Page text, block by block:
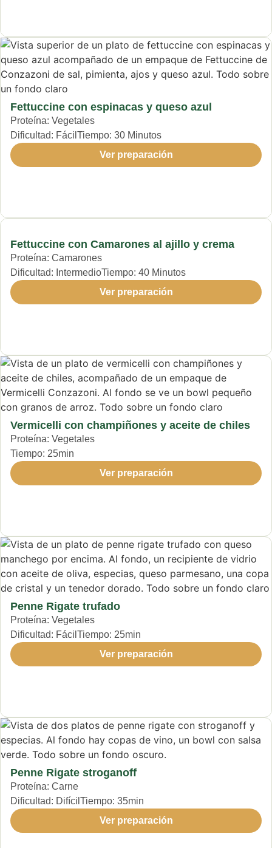
Fettuccine con espinacas y queso azul
Proteína: Vegetales
Dificultad: Fácil Tiempo: 30 Minutos
Ver preparación
Fettuccine con Camarones al ajillo y crema
Proteína: Camarones
Dificultad: IntermedioTiempo: 40 Minutos
Ver preparación
Vermicelli con champiñones y aceite de chiles
Proteína: Vegetales
Tiempo: 25min
Ver preparación
Penne Rigate trufado
Proteína: Vegetales
Dificultad: Fácil Tiempo: 25min
Ver preparación
Penne Rigate stroganoff
Proteína: Carne
Dificultad: Difícil Tiempo: 35min
Ver preparación